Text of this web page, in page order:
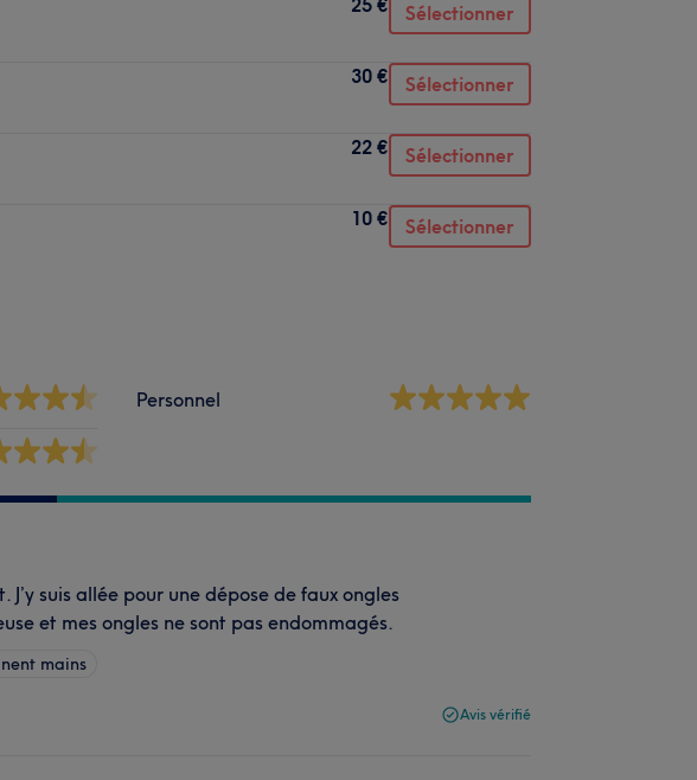
Sélectionner
30 € Sélectionner
22 € Sélectionner
10 € Sélectionner
Personnel
suis allée pour une dépose de faux ongles
et mes ongles ne sont pas endommagés.
mains
Avis vérifié